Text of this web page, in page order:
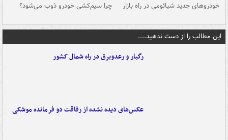
خودروهای جدید شیائومی در راه بازار چرا سیم‌کشی خودرو ذوب می‌شود؟
این مطالب را از دست ندهید....
رگبار و رعدوبرق در راه شمال کشور
عکس‌های دیده نشده از رفاقت دو فرمانده‌ موشکی